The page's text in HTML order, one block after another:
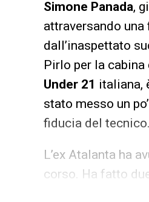
Simone Panada,
attraversando
dall’inaspettato
Pirlo per la
Under 21 italiana,
stato messo un
fiducia del tecnico.
L’ex Atalanta ha
corso. Ha fatto